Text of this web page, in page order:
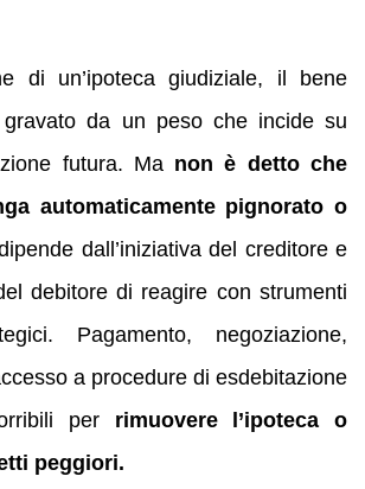
di un’ipoteca giudiziale, il bene
da un peso che incide su
futura. Ma non è detto che
automaticamente pignorato o
dall’iniziativa del creditore e
debitore di reagire con strumenti
Pagamento, negoziazione,
a procedure di esdebitazione
per rimuovere l’ipoteca o
peggiori.